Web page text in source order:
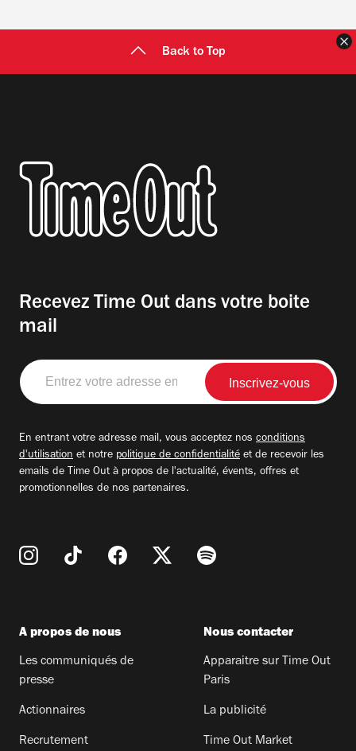
Back to Top
Recevez Time Out dans votre boite
mail
Entrez
votre
adresse
En entrant votre adresse mail, vous acceptez nos conditions
d'utilisation et notre politique de confidentialité et de recevoir les
emails de Time Out à propos de l'actualité, évents, offres et
promotionnelles de nos partenaires.
A propos de nous
Les communiqués de
presse
Actionnaires
Recrutement
Nous contacter
Apparaitre sur Time Out
Paris
La publicité
Time Out Market